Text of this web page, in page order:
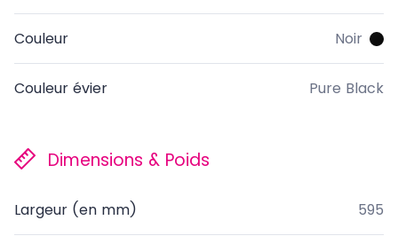
Couleur Noir
Couleur évier Pure Black
Dimensions & Poids
Largeur (en mm) 595